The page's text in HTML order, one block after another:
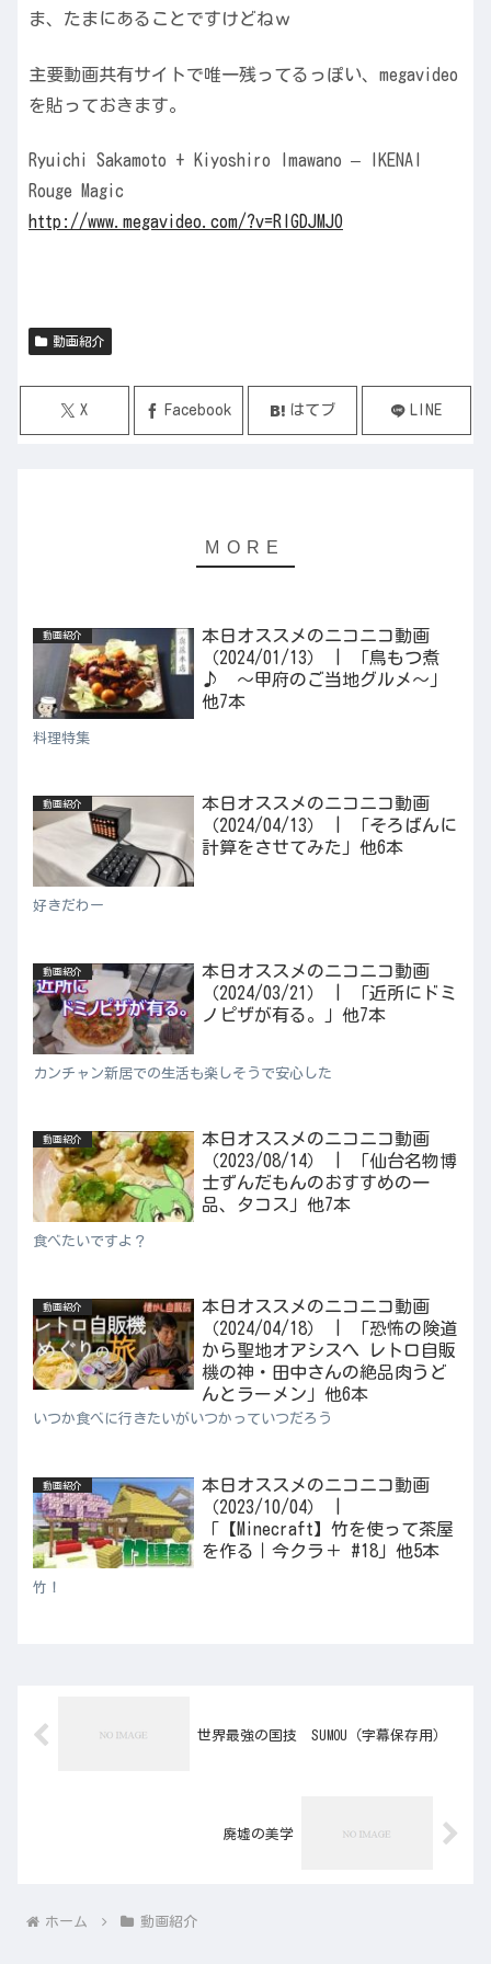
ま、たまにあることですけどねｗ
主要動画共有サイトで唯一残ってるっぽい、megavideo
を貼っておきます。
Ryuichi Sakamoto + Kiyoshiro Imawano – IKENAI
Rouge Magic
http://www.megavideo.com/?v=RIGDJMJO
動画紹介
X Facebook はてブ LINE
動画紹介
本日オススメのニコニコ動画
（2024/01/13） | 「鳥もつ煮
♪ ～甲府のご当地グルメ～」
他7本
料理特集
動画紹介
本日オススメのニコニコ動画
（2024/04/13） | 「そろばんに
計算をさせてみた」他6本
好きだわー
動画紹介
本日オススメのニコニコ動画
（2024/03/21） | 「近所にドミ
ノピザが有る。」他7本
カンチャン新居での生活も楽しそうで安心した
動画紹介
本日オススメのニコニコ動画
（2023/08/14） | 「仙台名物博
士ずんだもんのおすすめの一
品、タコス」他7本
食べたいですよ？
動画紹介
本日オススメのニコニコ動画
（2024/04/18） | 「恐怖の険道
から聖地オアシスへ レトロ自販
機の神・田中さんの絶品肉うど
んとラーメン」他6本
いつか食べに行きたいがいつかっていつだろう
動画紹介
本日オススメのニコニコ動画
（2023/10/04） |
「【Minecraft】竹を使って茶屋
を作る｜今クラ＋ #18」他5本
竹！
世界最強の国技 SUMOU（字幕保存用）
廃墟の美学
ホーム 動画紹介